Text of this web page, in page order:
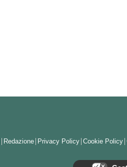
Redazione Privacy Policy Cookie Policy